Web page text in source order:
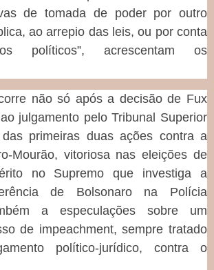
de tomada de poder por outro
ao arrepio das leis, ou por conta
políticos”, acrescentam os
não só após a decisão de Fux
julgamento pelo Tribunal Superior
primeiras duas ações contra a
Mourão, vitoriosa nas eleições de
no Supremo que investiga a
de Bolsonaro na Polícia
a especulações sobre um
de impeachment, sempre tratado
político-jurídico, contra o